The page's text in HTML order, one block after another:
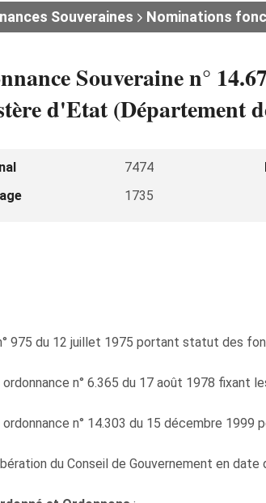
Souveraines Nominations
Souveraine n°
d'Etat (Département
7474
1735
975 du 12 juillet 1975 portant statut des
n° 6.365 du 17 août 1978 fixant
n° 14.303 du 15 décembre 1999
du Conseil de Gouvernement en